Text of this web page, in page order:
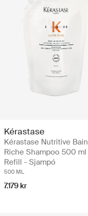
Kérastase
Kérastase Nutritive Bain
Riche Shampoo 500 ml
Refill - Sjampó
500 ML
7.179 kr